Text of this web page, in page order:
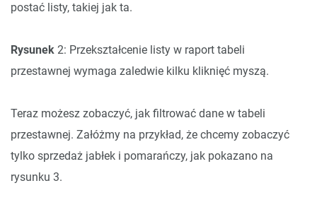
postać listy, takiej jak ta.
Rysunek 2: Przekształcenie listy w raport tabeli
przestawnej wymaga zaledwie kilku kliknięć myszą.
Teraz możesz zobaczyć, jak filtrować dane w tabeli
przestawnej. Załóżmy na przykład, że chcemy zobaczyć
tylko sprzedaż jabłek i pomarańczy, jak pokazano na
rysunku 3.